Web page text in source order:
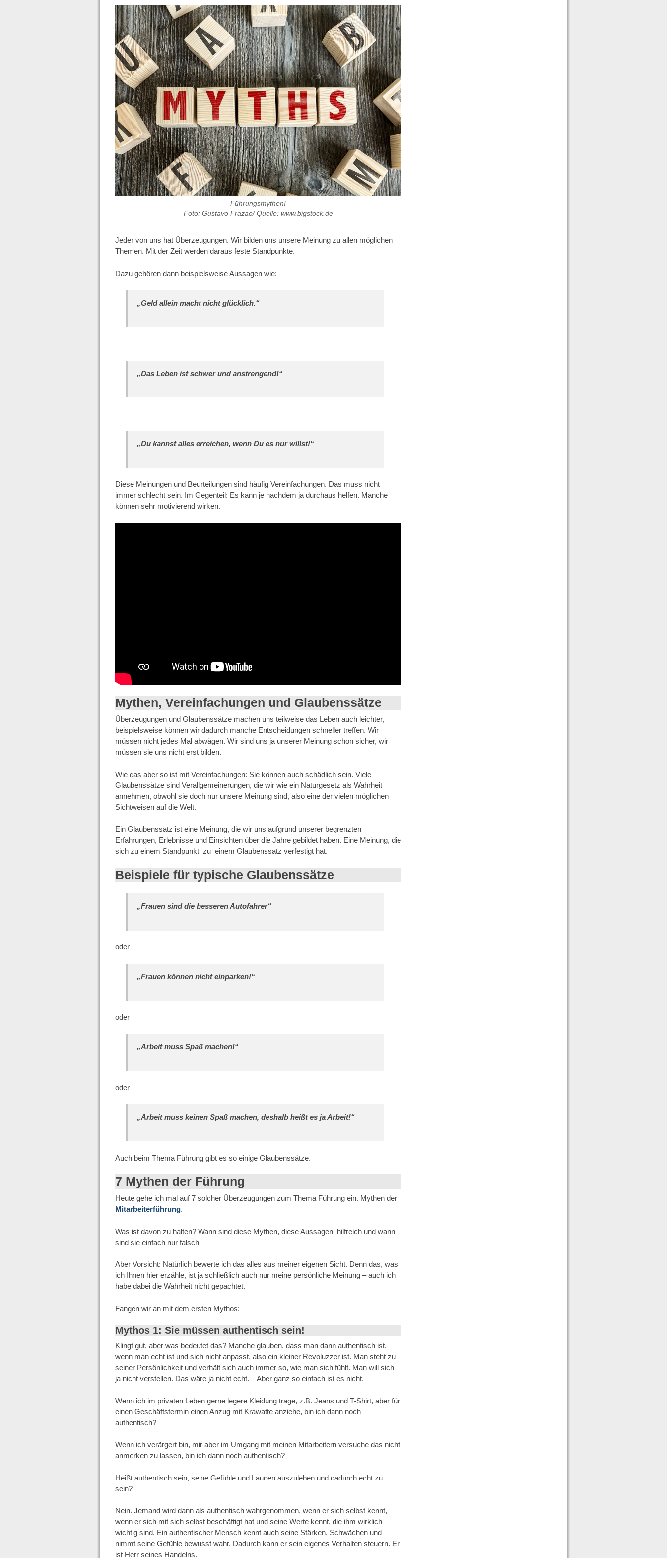
Lautstärke
zu
regeln.
Führungsmythen!
Foto: Gustavo Frazao/ Quelle: www.bigstock.de
Jeder von uns hat Überzeugungen. Wir bilden uns unsere Meinung zu allen möglichen
Themen. Mit der Zeit werden daraus feste Standpunkte.
Dazu gehören dann beispielsweise Aussagen wie:
„Geld allein macht nicht glücklich.“
„Das Leben ist schwer und anstrengend!“
„Du kannst alles erreichen, wenn Du es nur willst!“
Diese Meinungen und Beurteilungen sind häufig Vereinfachungen. Das muss nicht
immer schlecht sein. Im Gegenteil: Es kann je nachdem ja durchaus helfen. Manche
können sehr motivierend wirken.
Mythen, Vereinfachungen und Glaubenssätze
Überzeugungen und Glaubenssätze machen uns teilweise das Leben auch leichter,
beispielsweise können wir dadurch manche Entscheidungen schneller treffen. Wir
müssen nicht jedes Mal abwägen. Wir sind uns ja unserer Meinung schon sicher, wir
müssen sie uns nicht erst bilden.
Wie das aber so ist mit Vereinfachungen: Sie können auch schädlich sein. Viele
Glaubenssätze sind Verallgemeinerungen, die wir wie ein Naturgesetz als Wahrheit
annehmen, obwohl sie doch nur unsere Meinung sind, also eine der vielen möglichen
Sichtweisen auf die Welt.
Ein Glaubenssatz ist eine Meinung, die wir uns aufgrund unserer begrenzten
Erfahrungen, Erlebnisse und Einsichten über die Jahre gebildet haben. Eine Meinung, die
sich zu einem Standpunkt, zu einem Glaubenssatz verfestigt hat.
Beispiele für typische Glaubenssätze
„Frauen sind die besseren Autofahrer“
oder
„Frauen können nicht einparken!“
oder
„Arbeit muss Spaß machen!“
oder
„Arbeit muss keinen Spaß machen, deshalb heißt es ja Arbeit!“
Auch beim Thema Führung gibt es so einige Glaubenssätze.
7 Mythen der Führung
Heute gehe ich mal auf 7 solcher Überzeugungen zum Thema Führung ein. Mythen der
Mitarbeiterführung.
Was ist davon zu halten? Wann sind diese Mythen, diese Aussagen, hilfreich und wann
sind sie einfach nur falsch.
Aber Vorsicht: Natürlich bewerte ich das alles aus meiner eigenen Sicht. Denn das, was
ich Ihnen hier erzähle, ist ja schließlich auch nur meine persönliche Meinung – auch ich
habe dabei die Wahrheit nicht gepachtet.
Fangen wir an mit dem ersten Mythos:
Mythos 1: Sie müssen authentisch sein!
Klingt gut, aber was bedeutet das? Manche glauben, dass man dann authentisch ist,
wenn man echt ist und sich nicht anpasst, also ein kleiner Revoluzzer ist. Man steht zu
seiner Persönlichkeit und verhält sich auch immer so, wie man sich fühlt. Man will sich
ja nicht verstellen. Das wäre ja nicht echt. – Aber ganz so einfach ist es nicht.
Wenn ich im privaten Leben gerne legere Kleidung trage, z.B. Jeans und T-Shirt, aber für
einen Geschäftstermin einen Anzug mit Krawatte anziehe, bin ich dann noch
authentisch?
Wenn ich verärgert bin, mir aber im Umgang mit meinen Mitarbeitern versuche das nicht
anmerken zu lassen, bin ich dann noch authentisch?
Heißt authentisch sein, seine Gefühle und Launen auszuleben und dadurch echt zu
sein?
Nein. Jemand wird dann als authentisch wahrgenommen, wenn er sich selbst kennt,
wenn er sich mit sich selbst beschäftigt hat und seine Werte kennt, die ihm wirklich
wichtig sind. Ein authentischer Mensch kennt auch seine Stärken, Schwächen und
nimmt seine Gefühle bewusst wahr. Dadurch kann er sein eigenes Verhalten steuern. Er
ist Herr seines Handelns.